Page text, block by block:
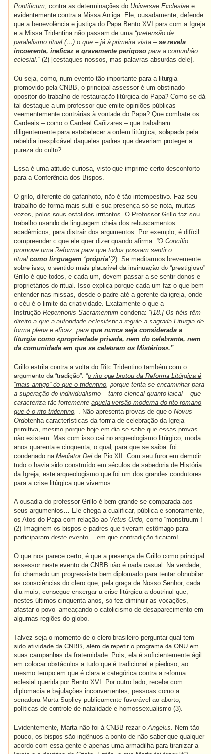
Pontificum, contra as determinações do Universae Ecclesiae e
evidentemente contra a Missa Antiga. Ele, ousadamente, defende
que a benevolência e justiça do Papa Bento XVI para com a Igreja
e a Missa Tridentina não passam de uma “pretensão de
paralelismo ritual (…) o que – já à primeira vista –se revela
incoerente, ineficaz e gravemente perigoso para a comunhão
eclesial.”(2) [destaques nossos, mas palavras absurdas dele].
Ou seja, como, num evento tão importante para a liturgia
promovido pela CNBB, o principal assessor é um obstinado
opositor do trabalho de restauração litúrgica do Papa? Como se dá
tal destaque a um professor que emite opiniões públicas
veementemente contrárias à vontade do Papa? Que combate os
Cardeais – como o Cardeal Cañizares – que trabalham
diligentemente para estabelecer a ordem litúrgica, solapada pela
rebeldia inexplicável daqueles padres que deveriam proteger a
pureza do culto?
Essa é uma atitude curiosa, visto que imprime certo desconforto
para a Conferência dos Bispos.
O grilo, diferente do gafanhoto, não é tão intempestivo. Faz seu
trabalho de forma mais sutil e sua presença só se nota, muitas
vezes, pelos seus estalidos irritantes. O Professor Grillo faz seu
trabalho usando de linguagem cheia dos rebuscamentos
acadêmicos, para distrair dos argumentos. Por exemplo, é difícil
compreender o que ele quer dizer quando afirma: “O Concílio
promove uma Reforma para que todos possam sentir o
ritualcomo linguagem ‘própria’(2). Se meditarmos brevemente
sobre isso, o sentido mais plausível da insinuação do “prestigioso”
Grillo é que todos, e cada um, devem passar a se sentir donos e
proprietários do ritual. Isso explica porque cada um faz o que bem
entender nas missas, desde o padre até a gerente da igreja, onde
o céu é o limite da criatividade. Exatamente o que a
InstruçãoRepentionis Sacramentumcondena: “[18.] Os fiéis têm
direito a que a autoridade eclesiástica regule a sagrada Liturgia de
forma plena e eficaz, paraque nunca seja considerada a
liturgia como «propriedade privada, nem do celebrante, nem
da comunidade em que se celebram os Mistérios».”
Grillo estrila contra a volta do Rito Tridentino também com o
argumento da “tradição”: “o rito que brotou da Reforma Litúrgica é
“mais antigo” do que o tridentino, porque tenta se encaminhar para
a superação do individualismo – tanto clerical quanto laical – que
caracteriza tão fortementeaquela versão moderna do rito romano
que é o rito tridentino. . Não apresenta provas de que oNovus
Ordotenha características da forma de celebração da Igreja
primitiva, mesmo porque hoje em dia se sabe que essas provas
não existem. Mas com isso cai no arqueologismo litúrgico, moda
anos quarenta e cinquenta, o qual, para que se saiba, foi
condenado naMediator Dei de Pio XII. Com seu furor em demolir
tudo o havia sido construído em séculos de sabedoria de História
da Igreja, este arqueologismo que foi um dos grandes condutores
para a crise litúrgica que vivemos.
A ousadia do professor Grillo é bem grande se comparada aos
seus argumentos… Ele chega a qualificar, pública e sonoramente,
os Atos do Papa com relação ao Vetus Ordo,como “monstruum”!
(2) Imaginem os bispos e padres que tiveram estômago para
participaram deste evento… em que contradição ficaram!
O que nos parece certo, é que a presença de Grillo como principal
assessor neste evento da CNBB não é nada casual. Na verdade,
foi chamado um progressista bem diplomado para tentar obnubilar
as consciências do clero que, pela graça de Nosso Senhor, cada
dia mais, consegue enxergar a crise litúrgica a doutrinal que,
nestes últimos cinquenta anos, só fez diminuir as vocações,
afastar o povo, ameaçando o catolicismo de desaparecimento em
algumas regiões do globo.
Talvez seja o momento de o clero brasileiro perguntar qual tem
sido atividade da CNBB, além de repetir o programa da ONU em
suas campanhas da fraternidade. Pois, ela é suficientemente ágil
em colocar obstáculos a tudo que é tradicional e piedoso, ao
mesmo tempo em que é clara e categórica contra a reforma
eclesial querida por Bento XVI. Por outro lado, recebe com
diplomacia e bajulações inconvenientes, pessoas como a
senadora Marta Suplicy publicamente favorável ao aborto,
políticas de controle de natalidade e homossexualismo (3).
Evidentemente, Marta não foi à CNBB rezar oAngelus. Nem tão
pouco, os bispos são ingênuos a ponto de não saber que qualquer
acordo com essa gente é apenas uma armadilha para tiranizar a